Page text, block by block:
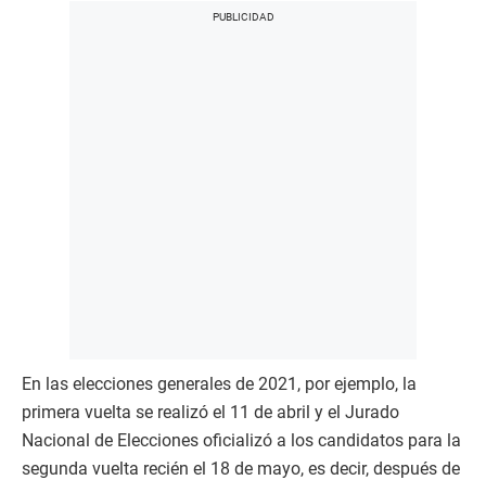
En las elecciones generales de 2021, por ejemplo, la
primera vuelta se realizó el 11 de abril y el Jurado
Nacional de Elecciones oficializó a los candidatos para la
segunda vuelta recién el 18 de mayo, es decir, después de